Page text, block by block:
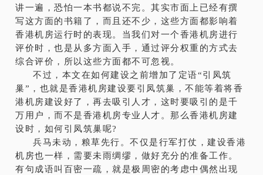
讲一遍，恐怕一本书都说不完。其实市面上已经有撰
写这方面的书籍了，而且还不少，这些方面都影响着
香港机房运行时的表现。当我们对一个香港机房进行
评价时，也是从多方面入手，通过评分权重的方式去
综合评价，所以这些方面都不可忽视。
不过，本文在如何建设之前增加了定语“引凤筑
巢”，也就是香港机房建设要引凤筑巢，不能等着将香
港机房建设好了，再去吸引人才，这时要吸引的是千
万用户，而不是香港机房专业人才。那么香港机房建
设时，如何引凤筑巢呢?
兵马未动，粮草先行。不仅是行军打仗，建设香港
机房也一样，需要未雨绸缪，做好充分的准备工作。
有句成语叫百密一疏，就是极周密的考虑中偶然出现